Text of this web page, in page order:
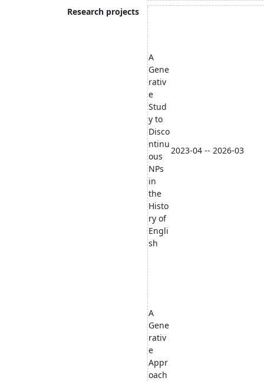
Research projects
A
Gene
rativ
e
Stud
y to
Disco
ntinu
ous
NPs
in
the
Histo
ry of
Engli
sh
2023-04 -- 2026-03
A
Gene
rativ
e
Appr
oach